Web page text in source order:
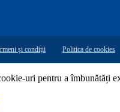
și condiții Politica de cookies
uri pentru a îmbunătăți